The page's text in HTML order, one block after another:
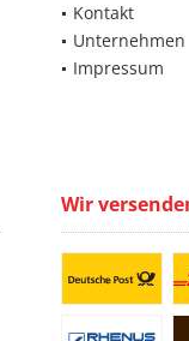
Kontakt
Unternehmen
Impressum
Wir